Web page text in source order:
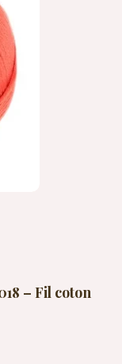
– Fil coton